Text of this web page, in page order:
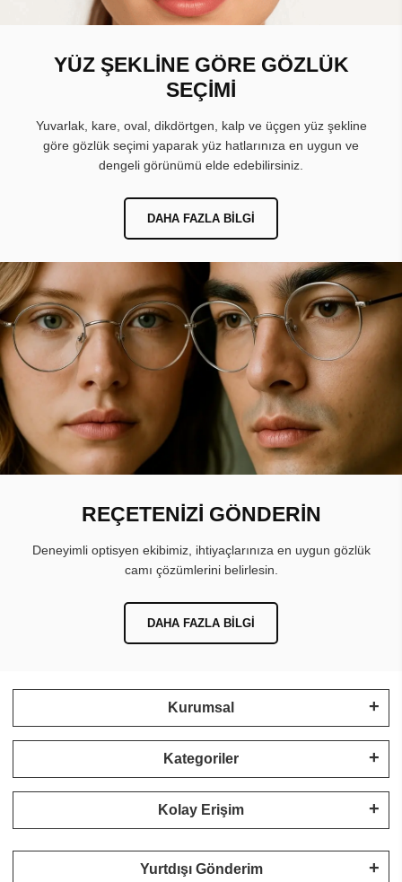
YÜZ ŞEKLİNE GÖRE GÖZLÜK
SEÇİMİ
Yuvarlak, kare, oval, dikdörtgen, kalp ve üçgen yüz şekline
göre gözlük seçimi yaparak yüz hatlarınıza en uygun ve
dengeli görünümü elde edebilirsiniz.
DAHA FAZLA BILGI
REÇETENİZİ GÖNDERİN
Deneyimli optisyen ekibimiz, ihtiyaçlarınıza en uygun gözlük
camı çözümlerini belirlesin.
DAHA FAZLA BILGI
Kurumsal
Kategoriler
Kolay Erişim
Yurtdışı Gönderim